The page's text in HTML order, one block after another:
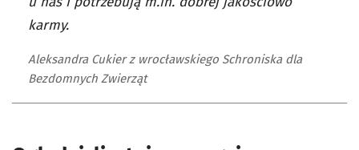
karmy.
Aleksandra Cukier z wrocławskiego Schroniska dla
Bezdomnych Zwierząt